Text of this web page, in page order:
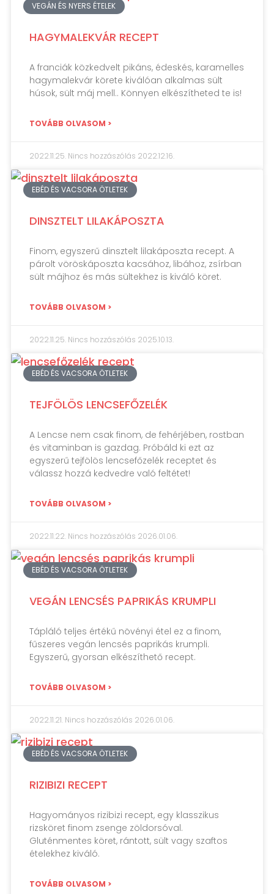
VEGÁN ÉS NYERS ÉTELEK
HAGYMALEKVÁR RECEPT
A franciák közkedvelt pikáns, édeskés, karamelles
hagymalekvár körete kiválóan alkalmas sült
húsok, sült máj mell.. Könnyen elkészítheted te is!
TOVÁBB OLVASOM >
2022.11.25. Nincs hozzászólás 2022.12.16.
EBÉD ÉS VACSORA ÖTLETEK
DINSZTELT LILAKÁPOSZTA
Finom, egyszerű dinsztelt lilakáposzta recept. A
párolt vöröskáposzta kacsához, libához, zsírban
sült májhoz és más sültekhez is kiváló köret.
TOVÁBB OLVASOM >
2022.11.25. Nincs hozzászólás 2025.10.13.
EBÉD ÉS VACSORA ÖTLETEK
TEJFÖLÖS LENCSEFŐZELÉK
A Lencse nem csak finom, de fehérjében, rostban
és vitaminban is gazdag. Próbáld ki ezt az
egyszerű tejfölös lencsefőzelék receptet és
válassz hozzá kedvedre való feltétet!
TOVÁBB OLVASOM >
2022.11.22. Nincs hozzászólás 2026.01.06.
EBÉD ÉS VACSORA ÖTLETEK
VEGÁN LENCSÉS PAPRIKÁS KRUMPLI
Tápláló teljes értékű növényi étel ez a finom,
fűszeres vegán lencsés paprikás krumpli.
Egyszerű, gyorsan elkészíthető recept.
TOVÁBB OLVASOM >
2022.11.21. Nincs hozzászólás 2026.01.06.
EBÉD ÉS VACSORA ÖTLETEK
RIZIBIZI RECEPT
Hagyományos rizibizi recept, egy klasszikus
rizsköret finom zsenge zöldorsóval.
Gluténmentes köret, rántott, sült vagy szaftos
ételekhez kiváló.
TOVÁBB OLVASOM >